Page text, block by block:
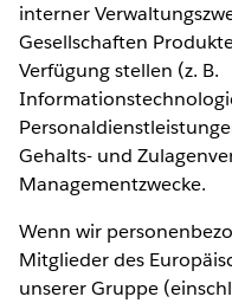
interner
Gesellschaften
Verfügung stellen (z. B.
Gehalts- und
Managementzwecke.
Wenn wir
Mitglieder des
unserer Gruppe